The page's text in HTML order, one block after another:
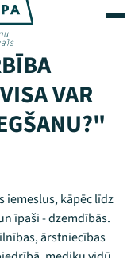
VAR
iemeslus, kāpēc līdz
īpaši - dzemdībās.
ārstniecības